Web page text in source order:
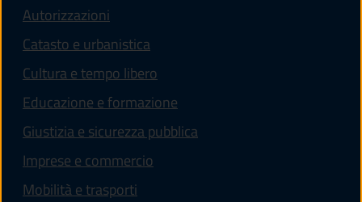
Autorizzazioni
Catasto e urbanistica
Cultura e tempo libero
Educazione e formazione
Giustizia e sicurezza pubblica
Imprese e commercio
Mobilità e trasporti